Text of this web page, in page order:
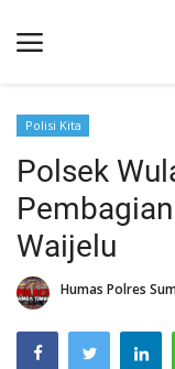
Beranda
Terms & Conditions
Reskrim
Binkam
Giat Ops
Polisi Kita
Polisi Kita
Polsek
Waijelu
Humas Polres